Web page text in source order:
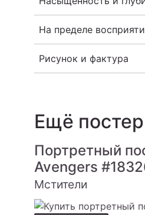
На пределе
Рисунок и фактура
Ещё
Портретный
Avengers
Мстители